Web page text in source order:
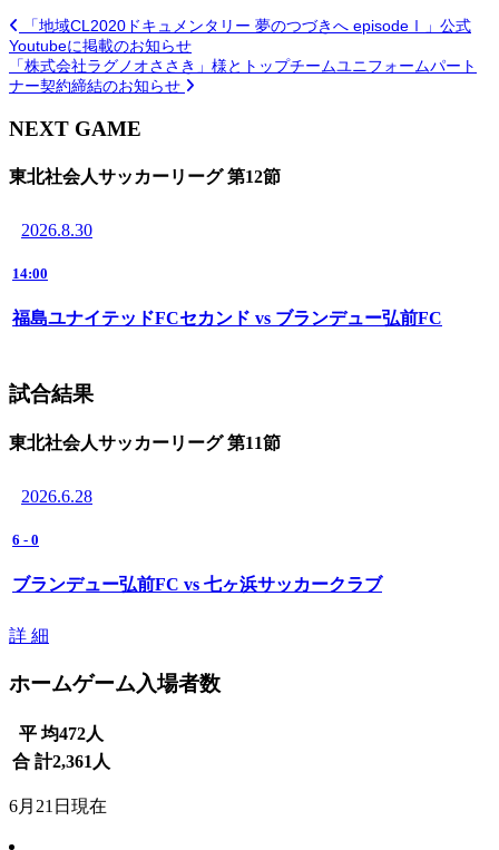
「地域CL2020ドキュメンタリー 夢のつづきへ episodeⅠ」公式
Youtubeに掲載のお知らせ
「株式会社ラグノオささき」様とトップチームユニフォームパート
ナー契約締結のお知らせ
NEXT GAME
東北社会人サッカーリーグ 第12節
2026.8.30
14:00
福島ユナイテッドFCセカンド vs ブランデュー弘前FC
試合結果
東北社会人サッカーリーグ 第11節
2026.6.28
6 - 0
ブランデュー弘前FC vs 七ヶ浜サッカークラブ
詳 細
ホームゲーム入場者数
平 均472人
合 計2,361 人
6月21日現在